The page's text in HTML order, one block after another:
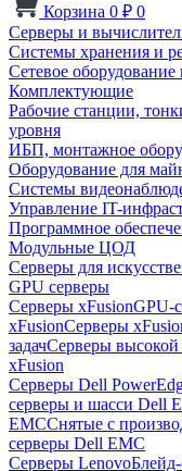
Корзина 0 ₽ 0
Серверы и
Системы хранения и
Сетевое оборудование
Комплектующие
Рабочие станции,
уровня
ИБП, монтажное
Оборудование для
Системы
Управление IT-
Программное
Модульные ЦОД
Серверы для
GPU серверы
Серверы xFusionGPU-
xFusionСерверы
задачСерверы высокой
xFusion
Серверы Dell
серверы и шасси Dell
EMCСнятые с
серверы Dell EMC
Серверы Lenovo